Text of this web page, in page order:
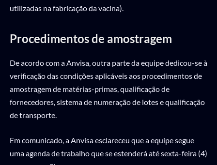
utilizadas na fabricação da vacina).
Procedimentos de amostragem
De acordo com a Anvisa, outra parte da equipe dedicou-se à
verificação das condições aplicáveis aos procedimentos de
amostragem de matérias-primas, qualificação de
fornecedores, sistema de numeração de lotes e qualificação
de transporte.
Em comunicado, a Anvisa esclareceu que a equipe segue
uma agenda de trabalho que se estenderá até sexta-feira (4)